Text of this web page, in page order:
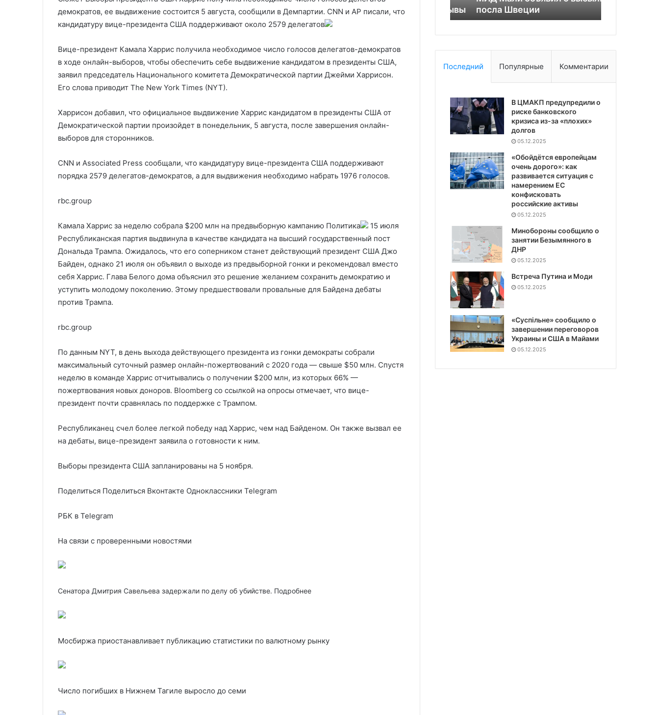
демократов, ее выдвижение состоится 5 августа, сообщили в Демпартии. CNN и AP писали, что
кандидатуру вице-президента США поддерживают около 2579 делегатов
Вице-президент Камала Харрис получила необходимое число голосов делегатов-демократов
в ходе онлайн-выборов, чтобы обеспечить себе выдвижение кандидатом в президенты США,
заявил председатель Национального комитета Демократической партии Джейми Харрисон.
Его слова приводит The New York Times (NYT).
Харрисон добавил, что официальное выдвижение Харрис кандидатом в президенты США от
Демократической партии произойдет в понедельник, 5 августа, после завершения онлайн-
выборов для сторонников.
CNN и Associated Press сообщали, что кандидатуру вице-президента США поддерживают
порядка 2579 делегатов-демократов, а для выдвижения необходимо набрать 1976 голосов.
rbc.group
Камала Харрис за неделю собрала $200 млн на предвыборную кампанию Политика
15 июля
Республиканская партия выдвинула в качестве кандидата на высший государственный пост
Дональда Трампа. Ожидалось, что его соперником станет действующий президент США Джо
Байден, однако 21 июля он объявил о выходе из предвыборной гонки и рекомендовал вместо
себя Харрис. Глава Белого дома объяснил это решение желанием сохранить демократию и
уступить молодому поколению. Этому предшествовали провальные для Байдена дебаты
против Трампа.
rbc.group
По данным NYT, в день выхода действующего президента из гонки демократы собрали
максимальный суточный размер онлайн-пожертвований с 2020 года — свыше $50 млн. Спустя
неделю в команде Харрис отчитывались о получении $200 млн, из которых 66% —
пожертвования новых доноров. Bloomberg со ссылкой на опросы отмечает, что вице-
президент почти сравнялась по поддержке с Трампом.
Республиканец счел более легкой победу над Харрис, чем над Байденом. Он также вызвал ее
на дебаты, вице-президент заявила о готовности к ним.
Выборы президента США запланированы на 5 ноября.
Поделиться Поделиться Вконтакте Одноклассники Telegram
РБК в Telegram
На связи с проверенными новостями
Сенатора Дмитрия Савельева задержали по делу об убийстве. Подробнее
Мосбиржа приостанавливает публикацию статистики по валютному рынку
Число погибших в Нижнем Тагиле выросло до семи
усилия» в зоне спецоперации
Олимпиады
В Харькове прогремели взрывы
посла Швеции
Последний Популярные Комментарии
В ЦМАКП предупредили о
риске банковского
кризиса из-за «плохих»
долгов
05.12.2025
«Обойдётся европейцам
очень дорого»: как
развивается ситуация с
намерением ЕС
конфисковать
российские активы
05.12.2025
Минобороны сообщило о
занятии Безымянного в
ДНР
05.12.2025
Встреча Путина и Моди
05.12.2025
«Суспiльне» сообщило о
завершении переговоров
Украины и США в Майами
05.12.2025